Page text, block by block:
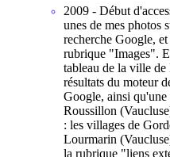
2009 - Début
unes de mes photos
recherche Google,
rubrique "Images".
tableau de la ville de
résultats du moteur
Google, ainsi
Roussillon
: les villages de
Lourmarin
la rubrique "liens